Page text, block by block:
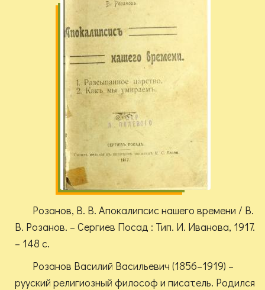
Розанов, В. В. Апокалипсис нашего времени / В.
В. Розанов. – Сергиев Посад : Тип. И. Иванова, 1917.
– 148 с.
Розанов Василий Васильевич (1856–1919) –
рууский религиозный философ и писатель. Родился